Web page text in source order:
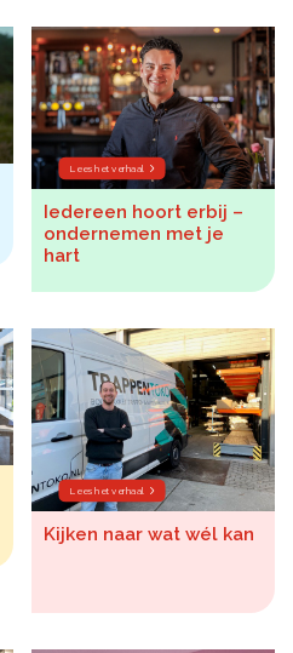
Lees het verhaal
Iedereen hoort erbij –
ondernemen met je
hart
Lees het verhaal
Kijken naar wat wél kan